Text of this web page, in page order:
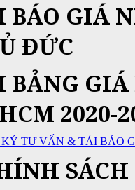
BÁO GIÁ
ĐỨC
BẢNG
2020-
TƯ VẤN & TẢI BÁO